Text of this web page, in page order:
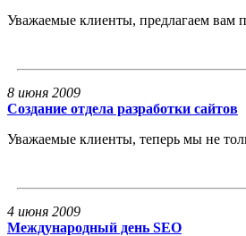
Уважаемые клиенты, предлагаем вам
8 июня 2009
Создание отдела разработки сайтов
Уважаемые клиенты, теперь мы не
4 июня 2009
Международный день SEO